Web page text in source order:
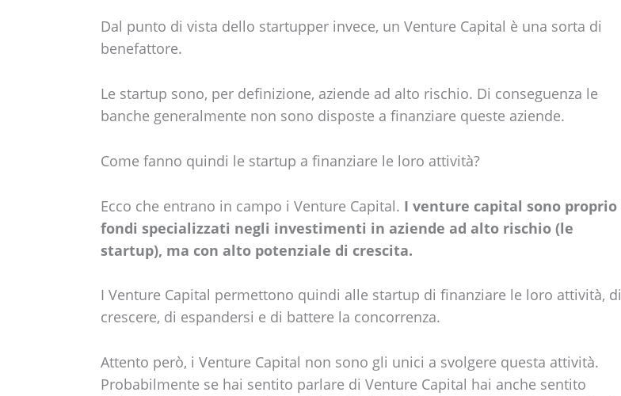
Dal punto di vista dello startupper invece, un Venture Capital è una sorta di
benefattore.
Le startup sono, per definizione, aziende ad alto rischio. Di conseguenza le
banche generalmente non sono disposte a finanziare queste aziende.
Come fanno quindi le startup a finanziare le loro attività?
Ecco che entrano in campo i Venture Capital. I venture capital sono proprio
fondi specializzati negli investimenti in aziende ad alto rischio (le
startup), ma con alto potenziale di crescita.
I Venture Capital permettono quindi alle startup di finanziare le loro attività, di
crescere, di espandersi e di battere la concorrenza.
Attento però, i Venture Capital non sono gli unici a svolgere questa attività.
Probabilmente se hai sentito parlare di Venture Capital hai anche sentito